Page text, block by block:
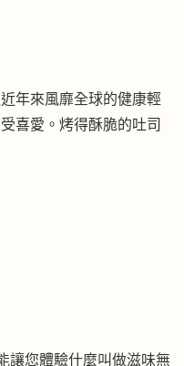
年來風靡全球的健康輕
喜愛。烤得酥脆的吐司
讓您體驗什麼叫做滋味無